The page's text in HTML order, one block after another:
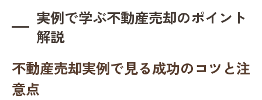
方
不動産売却で重要な業界用語と取引慣行
の実際
不動産売却事例から読み解く交渉の基本
実例で学ぶ不動産売却のポイント
解説
不動産売却実例で見る成功のコツと注
意点